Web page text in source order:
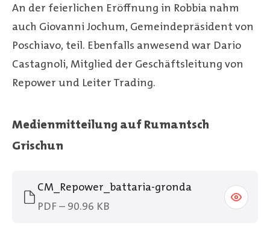
An der feierlichen Eröffnung in Robbia nahm
auch Giovanni Jochum, Gemeindepräsident von
Poschiavo, teil. Ebenfalls anwesend war Dario
Castagnoli, Mitglied der Geschäftsleitung von
Repower und Leiter Trading.
Medienmitteilung auf Rumantsch
Grischun
CM_Repower_battaria-gronda
PDF – 90.96 KB